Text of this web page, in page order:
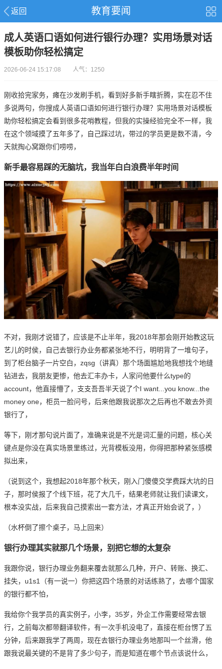
返回 教育要闻
成人英语口语如何进行银行办理？实用场景对话
模板助你轻松搞定
2026-06-24 15:17:08 人气：1250
刚收拾完家务，瘫在沙发刷手机，看到好多新手瞎折腾，实在忍不住
多说两句，你搜成人英语口语如何进行银行办理？实用场景对话模板
助你轻松搞定会看到很多花哨教程，但我的实操经验完全不一样，我
在这个领域摸了五年多了，自己踩过坑，带过的学员更是数不清，今
天就掏心窝跟你们唠唠，
新手最容易踩的无脑坑，我当年白白浪费半年时间
不对，我刚才说错了，应该是不止半年，我2018年那会刚开始教这玩
艺儿的时侯，自己去银行办业务都紧张地不行，明明背了一堆句子，
到了柜台脑子一片空白，zqsg（讲真）那个场面尴尬地我想找个地缝
钻进去，我朋友更惨，他去汇丰办卡，人家问他要什么type的
account，他直接懵了，支支吾吾半天说了个I want...you know...the
money one，柜员一脸问号，后来他跟我说那次之后再也不敢去外资
银行了，
等下，刚才那句说片面了，准确来说是不光是词汇量的问题，核心关
键点是你没在真实场景里练过，光背模板没用，你得把那种紧张感模
拟出来，
（说到这个，我想起2018年那个秋天，刚入门傻傻交学费踩大坑的日
子，那时侯报了个线下班，花了大几千，结果老师就让我们读课文，
根本没实战，后来我自己摸索出一套方法，才真正开始会说了，）
（水杯倒了擦个桌子，马上回来）
银行办理其实就那几个场景，别把它想的太复杂
我跟你说，银行办理业务翻来覆去就那么几种，开户、转账、换汇、
挂失，u1s1（有一说一）你把这四个场景的对话练熟了，去哪个国家
的银行都不怕，
我给你个我学员的真实例子，小李，35岁，外企工作需要经常去银
行，之前每次都带翻译软件，有一次手机没电了，直接在柜台愣了五
分钟，后来跟我学了两周，现在去银行办理业务地那叫一个丝滑，他
跟我说最关键的不是背了多少句子，而是知道在哪个节点该说什么，